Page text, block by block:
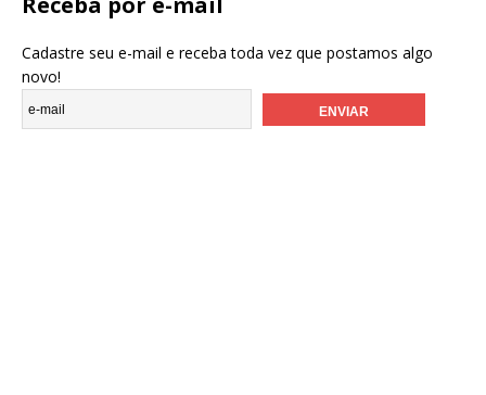
Cadastre seu e-mail e receba toda vez que postamos algo
novo!